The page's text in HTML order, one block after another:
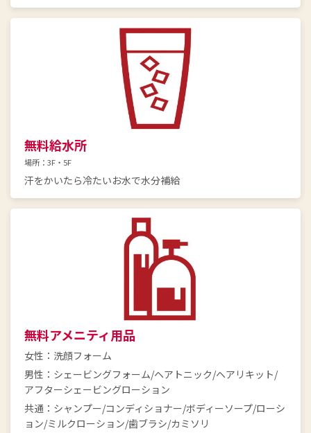
無料給水所
場所：3F・5F
汗をかいたら冷たいお水で水分補給
無料アメニティ用品
女性：洗顔フォーム
男性：シェービングフォーム/ヘアトニック/ヘアリキット/
アフターシェービングローション
共通：シャンプー/コンディショナー/ボディーソープ/ローシ
ョン/ミルクローション/歯ブラシ/カミソリ